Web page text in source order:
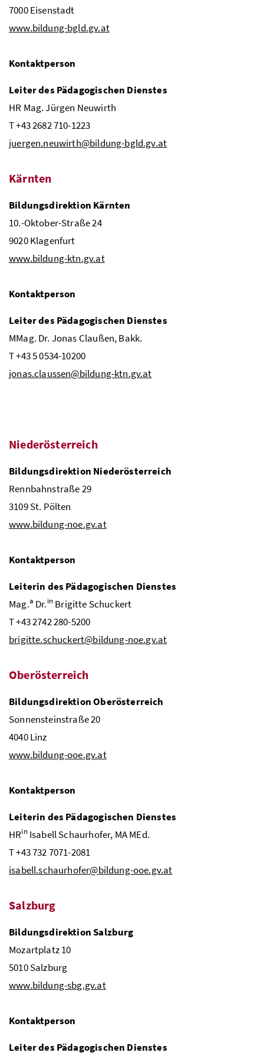
7000 Eisenstadt
www.bildung-bgld.gv.at
Kontaktperson
Leiter des Pädagogischen Dienstes
HR Mag.Jürgen Neuwirth
T +43 2682 710-1223
juergen.neuwirth@bildung-bgld.gv.at
Kärnten
Bildungsdirektion Kärnten
10.-Oktober-Straße 24
9020 Klagenfurt
www.bildung-ktn.gv.at
Kontaktperson
Leiter des Pädagogischen Dienstes
MMag. Dr. Jonas Claußen,Bakk.
T +43 5 0534-10200
jonas.claussen@bildung-ktn.gv.at
Niederösterreich
Bildungsdirektion Niederösterreich
Rennbahnstraße 29
3109St. Pölten
www.bildung-noe.gv.at
Kontaktperson
Leiterin des Pädagogischen Dienstes
Mag.a Dr.inBrigitte Schuckert
T +43 2742 280-5200
brigitte.schuckert@bildung-noe.gv.at
Oberösterreich
Bildungsdirektion Oberösterreich
Sonnensteinstraße 20
4040 Linz
www.bildung-ooe.gv.at
Kontaktperson
Leiterin des Pädagogischen Dienstes
HRin Isabell Schaurhofer, MAMEd.
T +43 732 7071-2081
isabell.schaurhofer@bildung-ooe.gv.at
Salzburg
Bildungsdirektion Salzburg
Mozartplatz 10
5010 Salzburg
www.bildung-sbg.gv.at
Kontaktperson
Leiter des Pädagogischen Dienstes